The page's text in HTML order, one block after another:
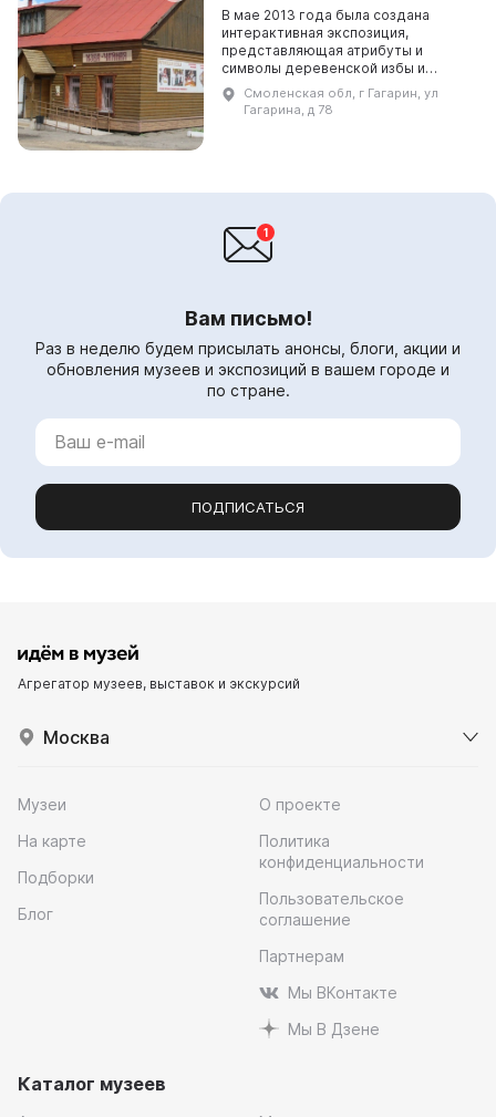
В мае 2013 года была создана
интерактивная экспозиция,
представляющая атрибуты и
символы деревенской избы и
предметы крестьянского быта
Смоленщины. В центре интерьера
расположен известный «красный
Смоленская обл, г Гагарин, ул
Гагарина, д 78
Вам письмо!
Раз в неделю будем присылать анонсы, блоги, акции и
обновления музеев и экспозиций в вашем городе и
по стране.
ПОДПИСАТЬСЯ
Агрегатор музеев, выставок и экскурсий
Москва
Музеи
На карте
Подборки
Блог
О проекте
Политика
конфиденциальности
Пользовательское
соглашение
Партнерам
Мы ВКонтакте
Мы В Дзене
Каталог музеев